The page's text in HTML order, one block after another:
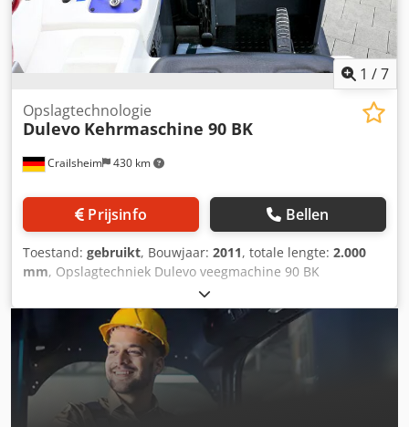
1 /7
Crailsheim 430 km
Opslagtechnologie
Dulevo Kehrmaschine 90 BK
Prijsinfo Bellen
Toestand: gebruikt, Bouwjaar: 2011, totale lengte: 2.000
mm, Opslagtechniek Dulevo veegmachine 90 BK
Aandrijving op gas Bouwjaar 2011 Crjdjzcztpjpfx Ai Rof